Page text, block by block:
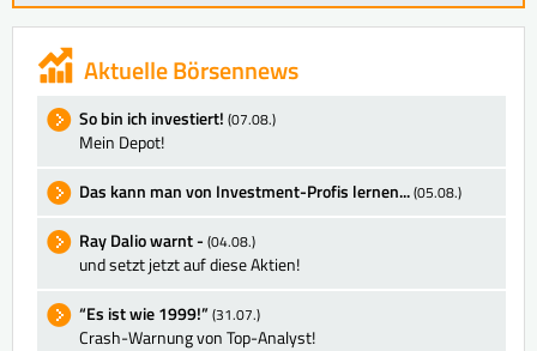
Aktuelle Börsennews
So bin ich investiert! (07.08.)
Mein Depot!
Das kann man von Investment-Profis lernen...(05.08.)
Ray Dalio warnt - (04.08.)
und setzt jetzt auf diese Aktien!
“Es ist wie 1999!”(31.07.)
Crash-Warnung von Top-Analyst!